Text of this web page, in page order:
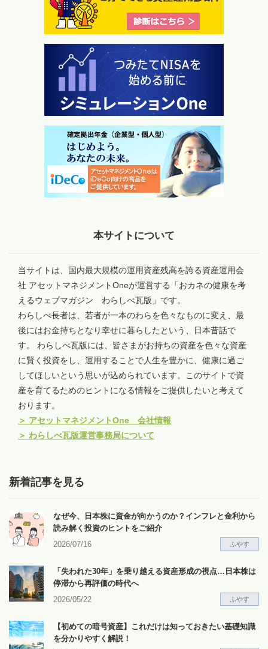
本サイトについて
当サイトは、国内最大規模の運用資産残高を誇る資産運用会
社 アセットマネジメントOneが運営する「おカネの健康を考
えるウェブマガジン わらしべ瓦版」です。
わらしべ長者は、若者が一本のわらを色々なものに変え、最
後にはお金持ちとなり幸せに暮らしたという、日本昔話で
す。 わらしべ瓦版には、皆さまがお持ちの資産を色々な資産
に賢く投資をし、運用することで人生を豊かに、健康に過ご
してほしいという思いが込められています。このサイトで資
産を育てるためのヒントになる情報をご提供したいと考えて
おります。
＞ アセットマネジメントOne 会社情報
＞ わらしべ瓦版運営事務局について
新着記事を見る
なぜ今、日本株に資金が向かうのか？インフレと金利から
読み解く投資のヒントをご紹介
2026/07/16
ふやす
「失われた30年」を乗り越える資産形成の視点…日本株は
停滞から再評価の時代へ
2026/05/22
ふやす
【初めての暗号資産】これだけは知っておきたい基礎知識
を分かりやすく解説！